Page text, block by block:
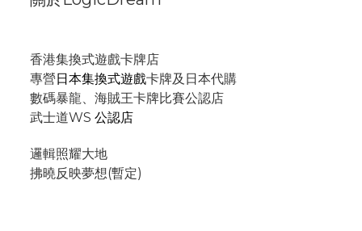
香港集換式遊戲卡牌店
專營日本集換式遊戲卡牌及日本代購
數碼暴龍、海賊王卡牌比賽公認店
武士道WS 公認店
邏輯照耀大地
拂曉反映夢想(暫定)